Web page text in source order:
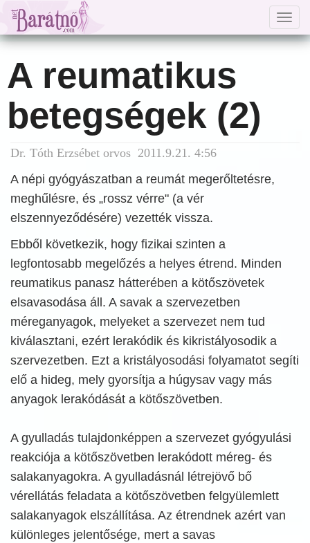
A reumatikus
betegségek (2)
Dr. Tóth Erzsébet orvos 2011.9.21. 4:56
A népi gyógyászatban a reumát megerőltetésre,
meghűlésre, és „rossz vérre" (a vér
elszennyeződésére) vezették vissza.
Ebből következik, hogy fizikai szinten a
legfontosabb megelőzés a helyes étrend. Minden
reumatikus panasz hátterében a kötőszövetek
elsavasodása áll. A savak a szervezetben
méreganyagok, melyeket a szervezet nem tud
kiválasztani, ezért lerakódik és kikristályosodik a
szervezetben. Ezt a kristályosodási folyamatot segíti
elő a hideg, mely gyorsítja a húgysav vagy más
anyagok lerakódását a kötőszövetben.
A gyulladás tulajdonképpen a szervezet gyógyulási
reakciója a kötőszövetben lerakódott méreg- és
salakanyagokra. A gyulladásnál létrejövő bő
vérellátás feladata a kötőszövetben felgyülemlett
salakanyagok elszállítása. Az étrendnek azért van
különleges jelentősége, mert a savas